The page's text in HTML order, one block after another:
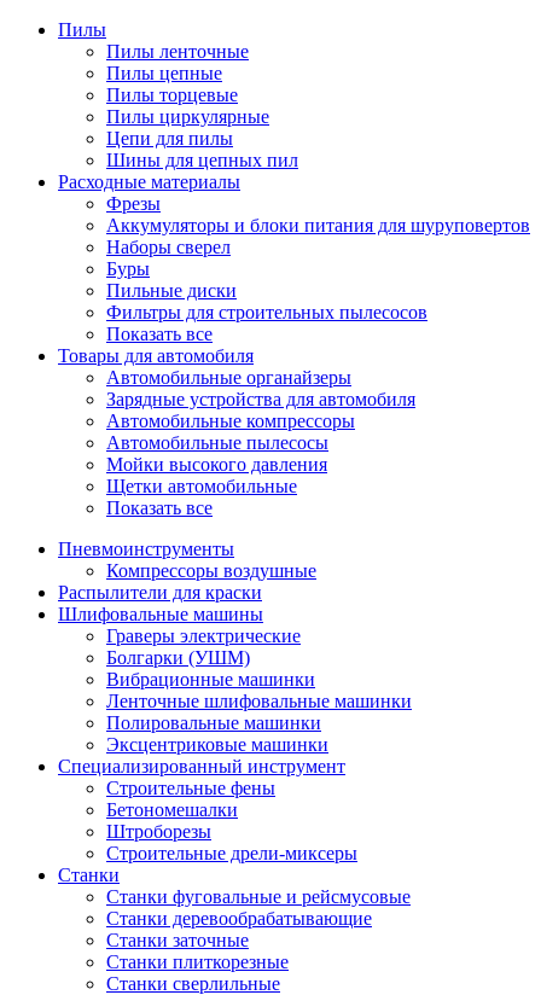
Пилы
Пилы ленточные
Пилы цепные
Пилы торцевые
Пилы циркулярные
Цепи для пилы
Шины для цепных пил
Расходные материалы
Фрезы
Аккумуляторы и блоки питания для шуруповертов
Наборы сверел
Буры
Пильные диски
Фильтры для строительных пылесосов
Показать все
Товары для автомобиля
Автомобильные органайзеры
Зарядные устройства для автомобиля
Автомобильные компрессоры
Автомобильные пылесосы
Мойки высокого давления
Щетки автомобильные
Показать все
Пневмоинструменты
Компрессоры воздушные
Распылители для краски
Шлифовальные машины
Граверы электрические
Болгарки (УШМ)
Вибрационные машинки
Ленточные шлифовальные машинки
Полировальные машинки
Эксцентриковые машинки
Специализированный инструмент
Строительные фены
Бетономешалки
Штроборезы
Строительные дрели-миксеры
Станки
Станки фуговальные и рейсмусовые
Станки деревообрабатывающие
Станки заточные
Станки плиткорезные
Станки сверлильные